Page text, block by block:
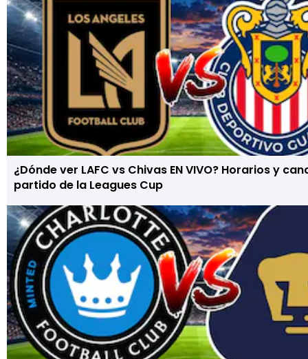
¿Dónde ver LAFC vs Chivas EN VIVO? Horarios y
partido de la Leagues Cup